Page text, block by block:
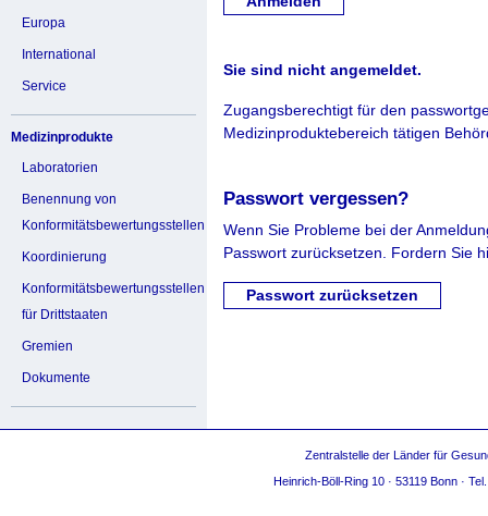
Europa
International
Service
Medizinprodukte
Laboratorien
Benennung von
Konformitätsbewertungsstellen
Koordinierung
Konformitätsbewertungsstellen
für Drittstaaten
Gremien
Dokumente
Sie sind nicht angemeldet.
Zugangsberechtigt für den
Medizinproduktebereich tätigen
Passwort vergessen?
Wenn Sie Probleme bei der
Passwort zurücksetzen. Fordern Sie
Zentralstelle der Länder für
Heinrich-Böll-Ring 10 · 53119 Bonn ·